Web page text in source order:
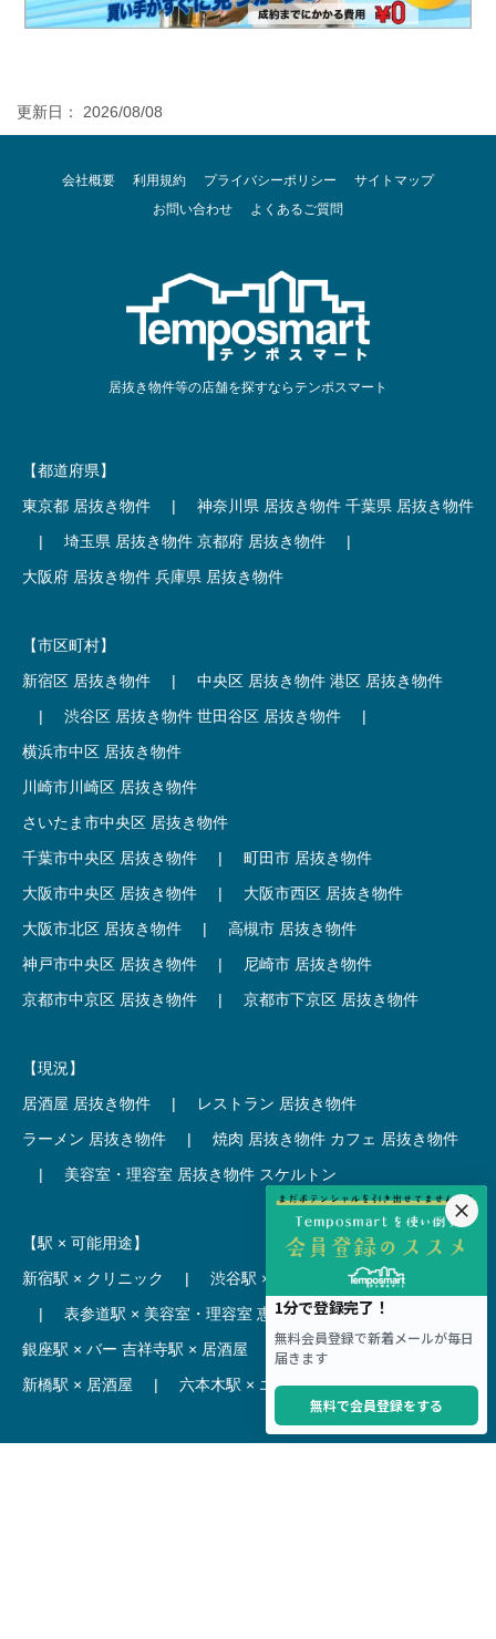
更新日： 2026/08/08
会社概要 利用規約 プライバシーポリシー
サイトマップ
お問い合わせ
よくあるご質問
居抜き物件等の店舗を探すならテンポスマート
【都道府県】
東京都 居抜き物件
| 神奈川県 居抜き物件 千葉県 居抜き物件
|
埼玉県 居抜き物件 京都府 居抜き物件
|
大阪府 居抜き物件 兵庫県 居抜き物件
【市区町村】
新宿区 居抜き物件
| 中央区 居抜き物件 港区 居抜き物件
|
渋谷区 居抜き物件 世田谷区 居抜き物件
|
横浜市中区 居抜き物件
川崎市川崎区 居抜き物件
さいたま市中央区 居抜き物件
千葉市中央区 居抜き物件
|
町田市 居抜き物件
大阪市中央区 居抜き物件
|
大阪市西区 居抜き物件
大阪市北区 居抜き物件
|
高槻市 居抜き物件
神戸市中央区 居抜き物件
|
尼崎市 居抜き物件
京都市中京区 居抜き物件
| 京都市下京区 居抜き物件
【現況】
居酒屋 居抜き物件
|
レストラン 居抜き物件
ラーメン 居抜き物件
| 焼肉 居抜き物件 カフェ 居抜き物件
|
美容室・理容室 居抜き物件 スケルトン
【駅 × 可能用途】
新宿駅 × クリニック
| 渋谷駅 × カフェ
池袋駅 × ラーメン
|
表参道駅 × 美容室・理容室 恵比寿駅 × レストラン
銀座駅 × バー 吉祥寺駅 × 居酒屋
麻布十番駅 × レストラン
新橋駅 × 居酒屋
| 六本木駅 × エステ・マッサージ・サロン